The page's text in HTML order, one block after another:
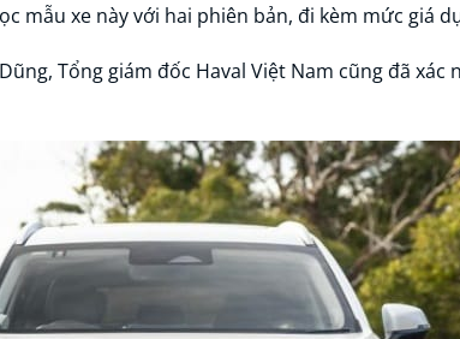
mẫu xe này với hai phiên bản, đi kèm mức giá
Tổng giám đốc Haval Việt Nam cũng đã xác